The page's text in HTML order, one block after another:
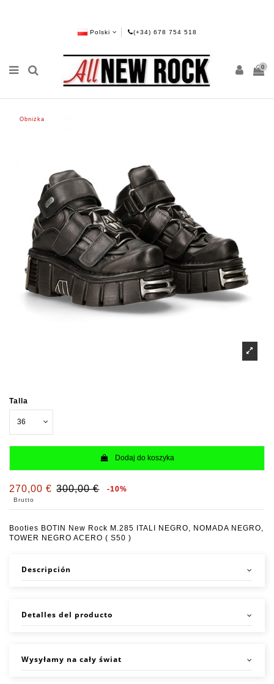
Polski (+34) 678 754 518
0
Obniżka
Talla
Dodaj do koszyka
270,00 € 300,00 € -10%
Brutto
Booties BOTIN New Rock M.285 ITALI NEGRO, NOMADA NEGRO,
TOWER NEGRO ACERO ( S50 )
Descripción
Detalles del producto
Wysyłamy na cały świat